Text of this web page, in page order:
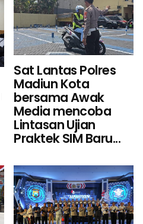
Sat Lantas Polres
Madiun Kota
bersama Awak
Media mencoba
Lintasan Ujian
Praktek SIM Baru...